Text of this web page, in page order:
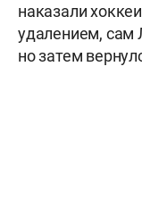
наказали
удалением, сам
но затем